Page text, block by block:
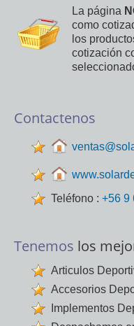
La página
como
los
cotización
Contactenos
Teléfono : +56 9
Tenemos los
Articulos
Accesorios
Implementos